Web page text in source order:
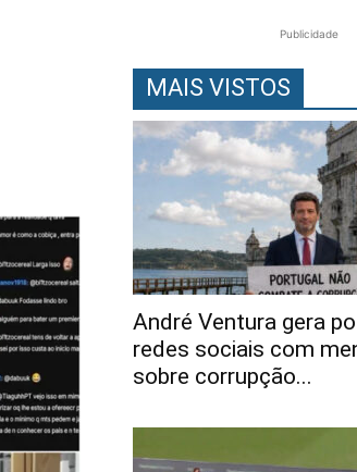
Publicidade
MAIS VISTOS
André Ventura gera
redes sociais com
sobre corrupção...